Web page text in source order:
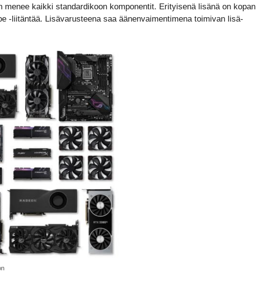
menee kaikki standardikoon komponentit. Erityisenä lisänä on kopan
-liitäntää. Lisävarusteena saa äänenvaimentimena toimivan lisä-